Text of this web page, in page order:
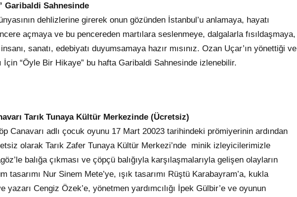
Garibaldi Sahnesinde
dehlizlerine girerek onun gözünden İstanbul’u anlamaya, hayatı
açmaya ve bu pencereden martılara seslenmeye, dalgalarla fısıldaşmaya,
sanatı, edebiyatı duyumsamaya hazır mısınız. Ozan Uçar’ın yönettiği ve
İçin “Öyle Bir Hikaye” bu hafta Garibaldi Sahnesinde izlenebilir.
Tarık Tunaya Kültür Merkezinde (Ücretsiz)
Canavarı adlı çocuk oyunu 17 Mart 20023 tarihindeki prömiyerinin ardından
olarak Tarık Zafer Tunaya Kültür Merkezi’nde minik izleyicilerimizle
balığa çıkması ve çöpçü balığıyla karşılaşmalarıyla gelişen olayların
tasarımı Nur Sinem Mete’ye, ışık tasarımı Rüştü Karabayram’a, kukla
yazarı Cengiz Özek’e, yönetmen yardımcılığı İpek Gülbir’e ve oyunun